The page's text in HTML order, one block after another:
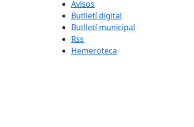
Avisos
Butlletí digital
Butlletí municipal
Rss
Hemeroteca